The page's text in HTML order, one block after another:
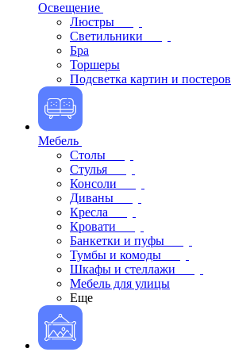
Освещение
Люстры
Светильники
Бра
Торшеры
Подсветка картин и постеров
Мебель
Столы
Стулья
Консоли
Диваны
Кресла
Кровати
Банкетки и пуфы
Тумбы и комоды
Шкафы и стеллажи
Мебель для улицы
Еще